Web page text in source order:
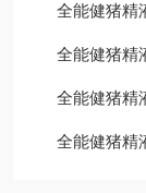
全能健猪精
全能健猪精
全能健猪精
全能健猪精